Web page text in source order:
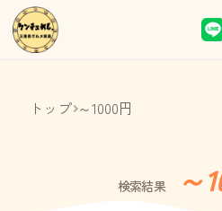
トップ ～1000円
検索結果 ～